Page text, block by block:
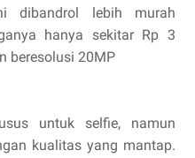
dibandrol lebih murah
hanya sekitar Rp 3
beresolusi 20MP
untuk selfie, namun
kualitas yang mantap.